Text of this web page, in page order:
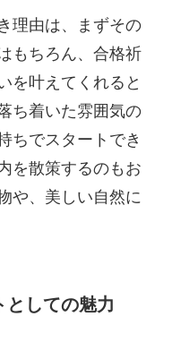
理由は、まずその
もちろん、合格祈
を叶えてくれると
ち着いた雰囲気の
ちでスタートでき
を散策するのもお
や、美しい自然に
としての魅力